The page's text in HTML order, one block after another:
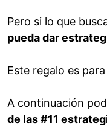
Pero si lo que
pueda dar
Este regalo es
A continuación
de las #11